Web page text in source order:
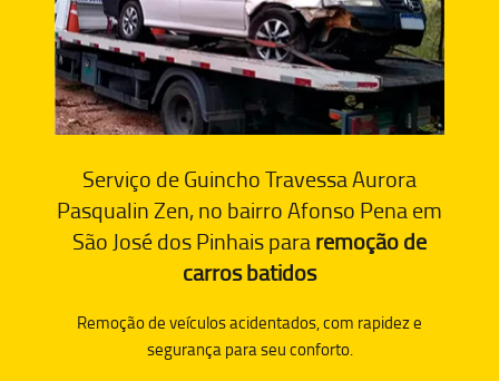
Serviço de Guincho Travessa Aurora
Pasqualin Zen, no bairro Afonso Pena em
São José dos Pinhais pararemoção de
carros batidos
Remoção de veículos acidentados, com rapidez e
segurança para seu conforto.